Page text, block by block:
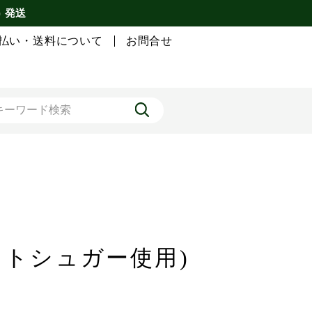
発送
い・送料について お問合せ
シュガー使用)